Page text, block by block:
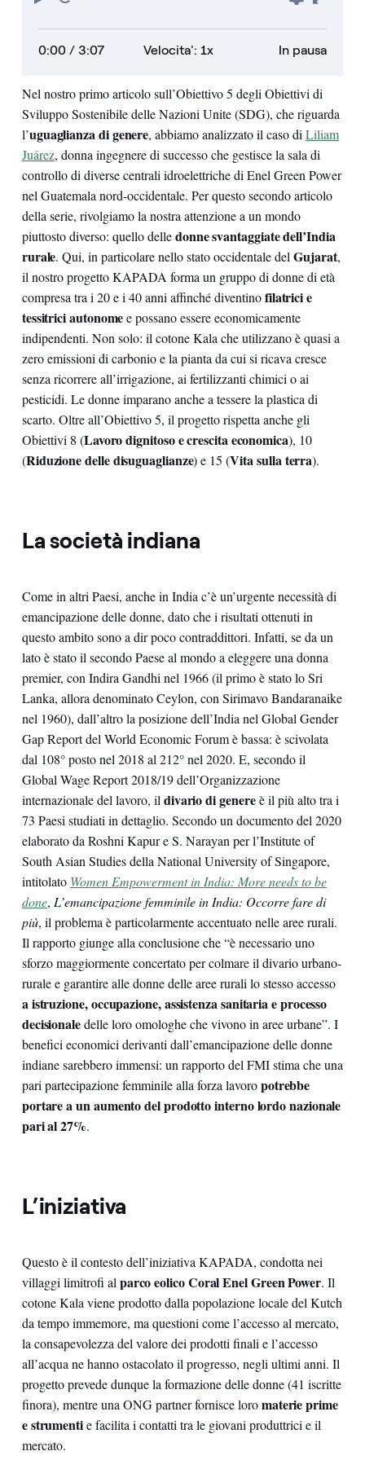
0:00/ 3:07 Velocita': 1x In pausa
Nel nostro primo articolo sull’Obiettivo 5 degli Obiettivi di
Sviluppo Sostenibile delle Nazioni Unite (SDG), che riguarda
l’uguaglianza di genere, abbiamo analizzato il caso diLiliam
Juárez, donna ingegnere di successo che gestisce la sala di
controllo di diverse centrali idroelettriche di Enel Green Power
nel Guatemala nord-occidentale. Per questo secondo articolo
della serie, rivolgiamo la nostra attenzione a un mondo
piuttosto diverso: quello delledonne svantaggiate dell’India
rurale. Qui, in particolare nello stato occidentale delGujarat,
il nostro progetto KAPADA forma un gruppo di donne di età
compresa tra i 20 e i 40 anni affinché diventinofilatrici e
tessitrici autonomee possano essere economicamente
indipendenti. Non solo: il cotone Kala che utilizzano è quasi a
zero emissioni di carbonio e la pianta da cui si ricava cresce
senza ricorrere all’irrigazione, ai fertilizzanti chimici o ai
pesticidi. Le donne imparano anche a tessere la plastica di
scarto. Oltre all’Obiettivo 5, il progetto rispetta anche gli
Obiettivi 8 (Lavoro dignitoso e crescita economica), 10
(Riduzione delle disuguaglianze) e 15 (Vita sulla terra).
La società indiana
Come in altri Paesi, anche in India c’è un’urgente necessità di
emancipazione delle donne, dato che i risultati ottenuti in
questo ambito sono a dir poco contraddittori. Infatti, se da un
lato è stato il secondo Paese al mondo a eleggere una donna
premier, con Indira Gandhi nel 1966 (il primo è stato lo Sri
Lanka, allora denominato Ceylon, con Sirimavo Bandaranaike
nel 1960), dall’altro la posizione dell’India nel Global Gender
Gap Report del World Economic Forum è bassa: è scivolata
dal 108° posto nel 2018 al 212° nel 2020. E, secondo il
Global Wage Report 2018/19 dell’Organizzazione
internazionale del lavoro, il divario di genereè il più alto tra i
73 Paesi studiati in dettaglio. Secondo un documento del 2020
elaborato da Roshni Kapur e S. Narayan per l’Institute of
South Asian Studies della National University of Singapore,
intitolato Women Empowerment in India: More needs to be
done, L’emancipazione femminile in India: Occorre fare di
più, il problema è particolarmente accentuato nelle aree rurali.
Il rapporto giunge alla conclusione che “è necessario uno
sforzo maggiormente concertato per colmare il divario urbano-
rurale e garantire alle donne delle aree rurali lo stesso accesso
a istruzione, occupazione, assistenza sanitaria e processo
decisionaledelle loro omologhe che vivono in aree urbane”. I
benefici economici derivanti dall’emancipazione delle donne
indiane sarebbero immensi: un rapporto del FMI stima che una
pari partecipazione femminile alla forza lavoropotrebbe
portare a un aumento del prodotto interno lordo nazionale
pari al 27%.
L’iniziativa
Questo è il contesto dell’iniziativa KAPADA, condotta nei
villaggi limitrofi alparco eolico Coral Enel Green Power. Il
cotone Kala viene prodotto dalla popolazione locale del Kutch
da tempo immemore, ma questioni come l’accesso al mercato,
la consapevolezza del valore dei prodotti finali e l’accesso
all’acqua ne hanno ostacolato il progresso, negli ultimi anni. Il
progetto prevede dunque la formazione delle donne (41 iscritte
finora), mentre una ONG partner fornisce loromaterie prime
e strumentie facilita i contatti tra le giovani produttrici e il
mercato.